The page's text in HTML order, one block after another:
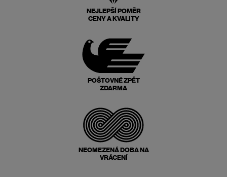
NEJLEPŠÍ POMĚR
CENY A KVALITY
POŠTOVNÉ ZPĚT
ZDARMA
NEOMEZENÁ DOBA NA
VRÁCENÍ